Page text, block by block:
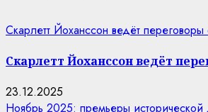
Скарлетт Йоханссон ведёт
Скарлетт Йоханссон ведёт
23.12.2025
Ноябрь 2025: премьеры